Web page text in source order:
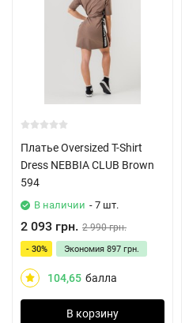
Платье Oversized T-Shirt
Dress NEBBIA CLUB Brown
594
В наличии - 7 шт.
2 093 грн. 2 990 грн.
- 30% Экономия 897 грн.
104,65 балла
В корзину